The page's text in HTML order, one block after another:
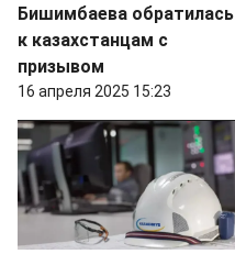
Бишимбаева обратилась
к казахстанцам с
призывом
16 апреля 2025 15:23